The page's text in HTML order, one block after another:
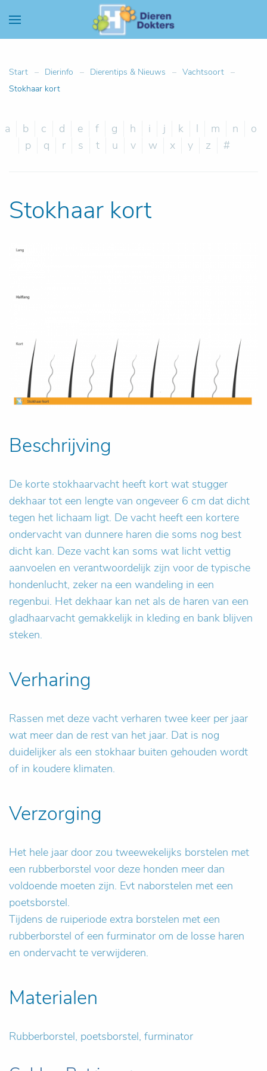
Start Dierinfo Dierentips & Nieuws
Vachtsoort
Stokhaar kort
a b c d e f g h i j k l m n
o
p
q r s t u v w x y z #
Stokhaar kort
Beschrijving
De korte stokhaarvacht heeft kort wat stugger
dekhaar tot een lengte van ongeveer 6 cm dat dicht
tegen het lichaam ligt. De vacht heeft een kortere
ondervacht van dunnere haren die soms nog best
dicht kan. Deze vacht kan soms wat licht vettig
aanvoelen en verantwoordelijk zijn voor de typische
hondenlucht, zeker na een wandeling in een
regenbui. Het dekhaar kan net als de haren van een
gladhaarvacht gemakkelijk in kleding en bank blijven
steken.
Verharing
Rassen met deze vacht verharen twee keer per jaar
wat meer dan de rest van het jaar. Dat is nog
duidelijker als een stokhaar buiten gehouden wordt
of in koudere klimaten.
Verzorging
Het hele jaar door zou tweewekelijks borstelen met
een rubberborstel voor deze honden meer dan
voldoende moeten zijn. Evt naborstelen met een
poetsborstel.
Tijdens de ruiperiode extra borstelen met een
rubberborstel of een furminator om de losse haren
en ondervacht te verwijderen.
Materialen
Rubberborstel, poetsborstel, furminator